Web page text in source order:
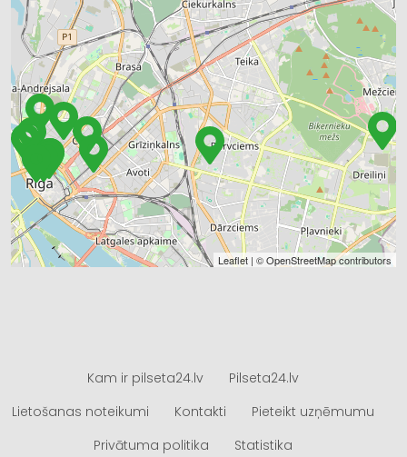
Leaflet | ©OpenStreetMapcontributors
Kam ir pilseta24.lv
Pilseta24.lv
Lietošanas noteikumi
Kontakti
Pieteikt uzņēmumu
Privātuma politika
Statistika